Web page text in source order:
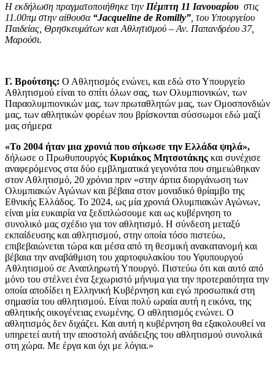
Η εκδήλωση πραγματοποιήθηκε την Πέμπτη 11 Ιανουαρίου στις
11.00πμ στην αίθουσα “Jacqueline de Romilly” , του Υπουργείου
Παιδείας, Θρησκευμάτων και Αθλητισμού – Αν. Παπανδρέου 37,
Μαρούσι.
Γ. Βρούτσης: Ο Αθλητισμός ενώνει, και εδώ στο Υπουργείο
Αθλητισμού είναι το σπίτι όλων σας, των Ολυμπιονικών, των
Παραολυμπιονικών μας, των πρωταθλητών μας, των Ομοσπονδιών
μας, των αθλητικών φορέων που βρίσκονται σύσσωμοι εδώ μαζί
μας σήμερα
«Το 2004 ήταν μια χρονιά που σήκωσε την Ελλάδα ψηλά»,
δήλωσε ο Πρωθυπουργός Κυριάκος Μητσοτάκης και συνέχισε
αναφερόμενος στα δύο εμβληματικά γεγονότα που σημειώθηκαν
στον Αθλητισμό, 20 χρόνια πριν «στην άρτια διοργάνωση των
Ολυμπιακών Αγώνων και βέβαια στον μοναδικό θρίαμβο της
Εθνικής Ελλάδος. Το 2024, ως μία χρονιά Ολυμπιακών Αγώνων,
είναι μία ευκαιρία να ξεδιπλώσουμε και ως κυβέρνηση το
συνολικό μας σχέδιο για τον αθλητισμό. Η σύνδεση μεταξύ
εκπαίδευσης και αθλητισμού, στην οποία τόσο πιστεύω,
επιβεβαιώνεται τώρα και μέσα από τη θεσμική ανακατανομή και
βέβαια την αναβάθμιση του χαρτοφυλακίου του Υφυπουργού
Αθλητισμού σε Αναπληρωτή Υπουργό. Πιστεύω ότι και αυτό από
μόνο του στέλνει ένα ξεχωριστό μήνυμα για την προτεραιότητα την
οποία αποδίδει η Ελληνική Κυβέρνηση και εγώ προσωπικά στη
σημασία του αθλητισμού. Είναι πολύ ωραία αυτή η εικόνα, της
αθλητικής οικογένειας ενωμένης. Ο αθλητισμός ενώνει. Ο
αθλητισμός δεν διχάζει. Και αυτή η κυβέρνηση θα εξακολουθεί να
υπηρετεί αυτή την αποστολή ανάδειξης του αθλητισμού συνολικά
στη χώρα. Με έργα και όχι με λόγια.»